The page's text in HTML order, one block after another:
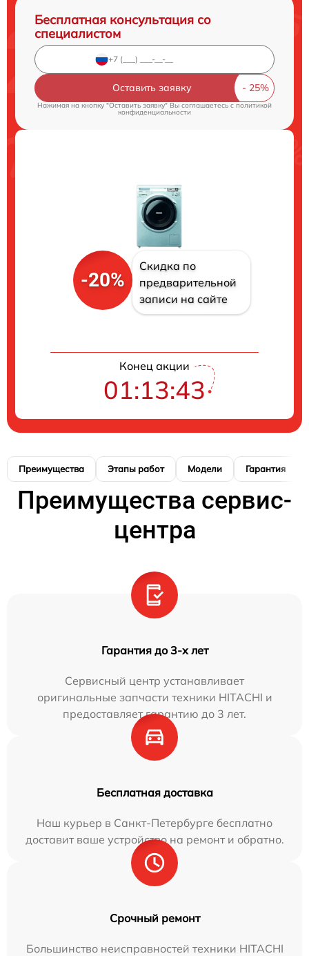
Бесплатная консультация со
специалистом
Оставить заявку
Нажимая на кнопку "Оставить заявку" Вы соглашаетесь cполитикой
конфиденциальности
-20%
Скидка по
предварительной
записи на сайте
Конец акции
01:13:42
Преимущества Этапы работ Модели Гарантия
Преимущества сервис-
центра
Гарантия до 3-х лет
Сервисный центр устанавливает
оригинальные запчасти техники HITACHI и
предоставляет гарантию до 3 лет.
Бесплатная доставка
Наш курьер в Санкт-Петербурге бесплатно
доставит ваше устройство на ремонт и обратно.
Срочный ремонт
Большинство неисправностей техники HITACHI